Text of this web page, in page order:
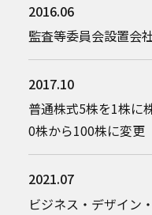
2016.06
監査等委員会設置会
2017.10
普通株式5株を1株に
0株から100株に変更
2021.07
ビジネス・デザイン